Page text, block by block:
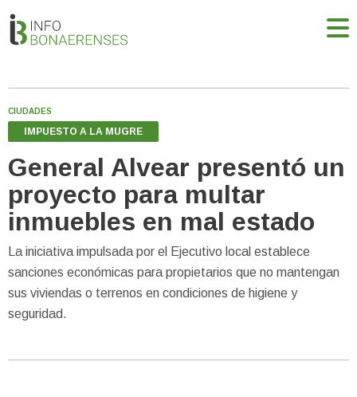
CIUDADES
IMPUESTO A LA MUGRE
General Alvear presentó un
proyecto para multar
inmuebles en mal estado
La iniciativa impulsada por el Ejecutivo local establece
sanciones económicas para propietarios que no mantengan
sus viviendas o terrenos en condiciones de higiene y
seguridad.